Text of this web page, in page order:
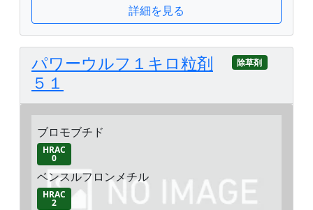
詳細を見る
パワーウルフ１キロ粒剤
５１
除草剤
ブロモブチド
HRAC
0
ベンスルフロンメチル
HRAC
2